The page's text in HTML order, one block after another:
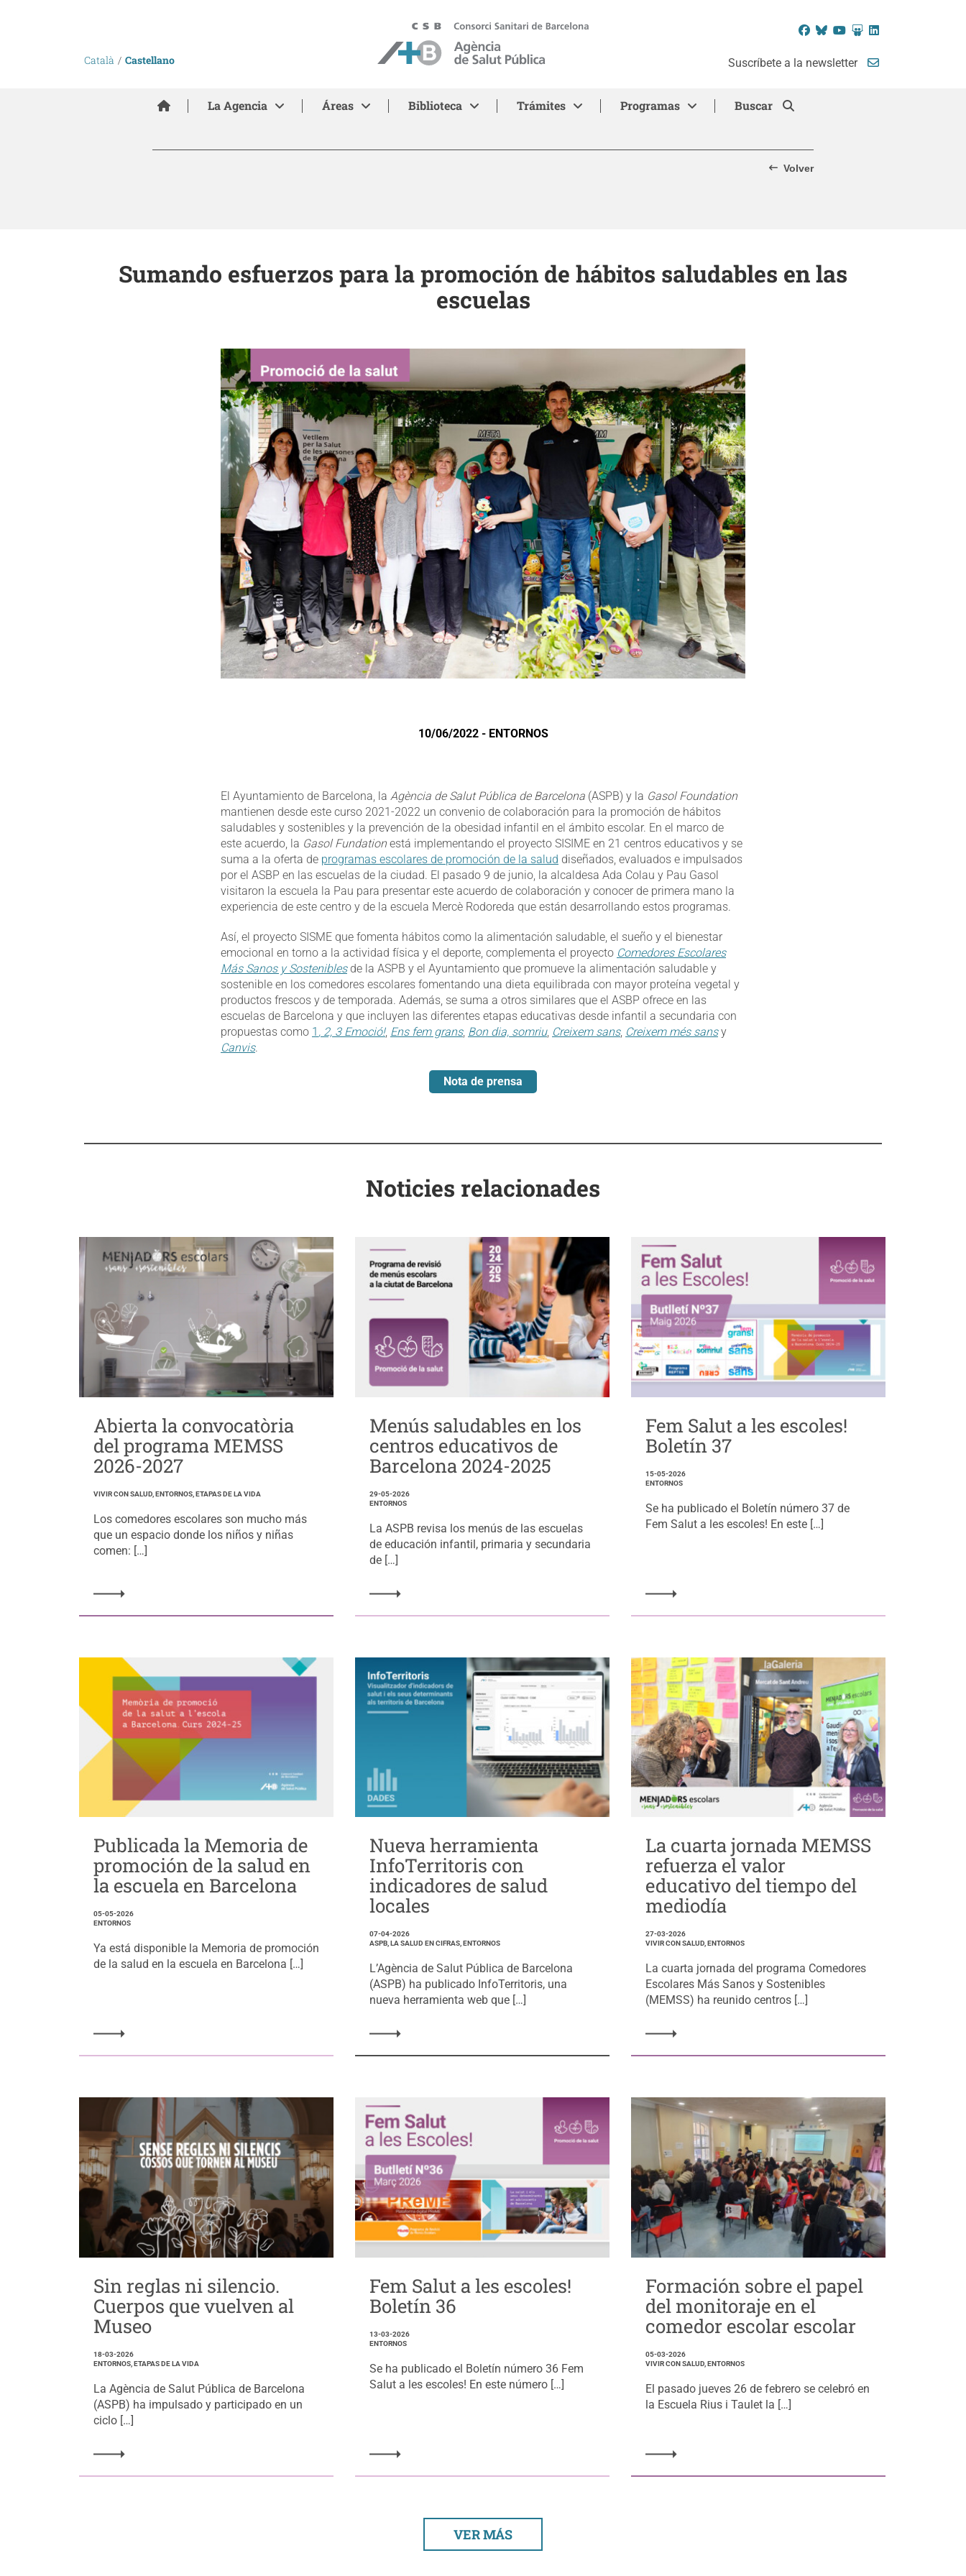
Català Castellano
Facebook
BlueskyYouTube
SlideShare
LinkedIn
Suscríbete a la newsletter
Inici La Agencia Áreas Biblioteca Trámites Programas Buscar
Volver
Sumando esfuerzos para la promoción de hábitos saludables en las
escuelas
10/06/2022 - ENTORNOS
El Ayuntamiento de Barcelona, la Agència de Salut Pública de Barcelona (ASPB) y la Gasol Foundation
mantienen desde este curso 2021-2022 un convenio de colaboración para la promoción de hábitos
saludables y sostenibles y la prevención de la obesidad infantil en el ámbito escolar. En el marco de
este acuerdo, la Gasol Fundationestá implementando el proyecto SISIME en 21 centros educativos y se
suma a la oferta de programas escolares de promoción de la salud diseñados, evaluados e impulsados
por el ASBP en las escuelas de la ciudad. El pasado 9 de junio, la alcaldesa Ada Colau y Pau Gasol
visitaron la escuela la Pau para presentar este acuerdo de colaboración y conocer de primera mano la
experiencia de este centro y de la escuela Mercè Rodoreda que están desarrollando estos programas.
Así, el proyecto SISME que fomenta hábitos como la alimentación saludable, el sueño y el bienestar
emocional en torno a la actividad física y el deporte, complementa el proyecto Comedores Escolares
Más Sanos y Sosteniblesde la ASPB y el Ayuntamiento que promueve la alimentación saludable y
sostenible en los comedores escolares fomentando una dieta equilibrada con mayor proteína vegetal y
productos frescos y de temporada. Además, se suma a otros similares que el ASBP ofrece en las
escuelas de Barcelona y que incluyen las diferentes etapas educativas desde infantil a secundaria con
propuestas como 1 , 2, 3 Emoció!, Ens fem grans, Bon dia, somriu, Creixem sans, Creixem més sansy
Canvis.
Nota de prensa
Noticies relacionades
Abierta la convocatòria
del programa MEMSS
2026-2027
VIVIR CON SALUD, ENTORNOS, ETAPAS DE LA VIDA
Los comedores escolares son mucho más
que un espacio donde los niños y niñas
comen: […]
Menús saludables en los
centros educativos de
Barcelona 2024-2025
29-05-2026
ENTORNOS
La ASPB revisa los menús de las escuelas
de educación infantil, primaria y secundaria
de […]
Fem Salut a les escoles!
Boletín 37
15-05-2026
ENTORNOS
Se ha publicado el Boletín número 37 de
Fem Salut a les escoles! En este […]
Publicada la Memoria de
promoción de la salud en
la escuela en Barcelona
05-05-2026
ENTORNOS
Ya está disponible la Memoria de promoción
de la salud en la escuela en Barcelona […]
Nueva herramienta
InfoTerritoris con
indicadores de salud
locales
07-04-2026
ASPB, LA SALUD EN CIFRAS, ENTORNOS
L’Agència de Salut Pública de Barcelona
(ASPB) ha publicado InfoTerritoris, una
nueva herramienta web que […]
La cuarta jornada MEMSS
refuerza el valor
educativo del tiempo del
mediodía
27-03-2026
VIVIR CON SALUD, ENTORNOS
La cuarta jornada del programa Comedores
Escolares Más Sanos y Sostenibles
(MEMSS) ha reunido centros […]
Sin reglas ni silencio.
Cuerpos que vuelven al
Museo
18-03-2026
ENTORNOS, ETAPAS DE LA VIDA
La Agència de Salut Pública de Barcelona
(ASPB) ha impulsado y participado en un
ciclo […]
Fem Salut a les escoles!
Boletín 36
13-03-2026
ENTORNOS
Se ha publicado el Boletín número 36 Fem
Salut a les escoles! En este número […]
Formación sobre el papel
del monitoraje en el
comedor escolar escolar
05-03-2026
VIVIR CON SALUD, ENTORNOS
El pasado jueves 26 de febrero se celebró en
la Escuela Rius i Taulet la […]
VER MÁS